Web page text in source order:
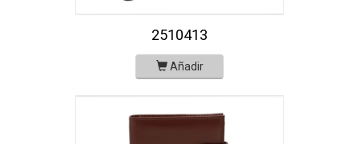
2510413
Añadir